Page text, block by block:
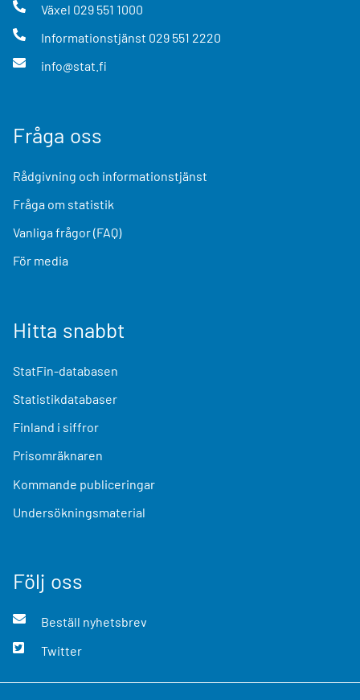
Växel 029 551 1000
Informationstjänst 029 551 2220
info@stat.fi
Fråga oss
Rådgivning och informationstjänst
Fråga om statistik
Vanliga frågor (FAQ)
För media
Hitta snabbt
StatFin-databasen
Statistikdatabaser
Finland i siffror
Prisomräknaren
Kommande publiceringar
Undersökningsmaterial
Följ oss
Beställ nyhetsbrev
Twitter